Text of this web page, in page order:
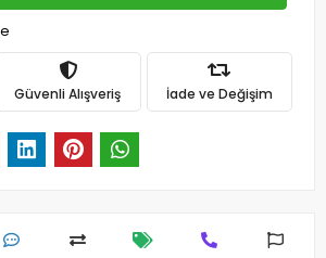
Güvenli Alışveriş İade ve Değişim